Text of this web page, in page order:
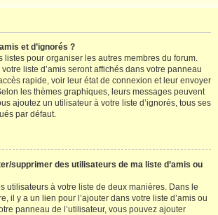
et d’ignorés ?
listes pour organiser les autres membres du forum.
liste d’amis seront affichés dans votre panneau
rapide, voir leur état de connexion et leur envoyer
les thèmes graphiques, leurs messages peuvent
ajoutez un utilisateur à votre liste d’ignorés, tous ses
par défaut.
supprimer des utilisateurs de ma liste d’amis ou
utilisateurs à votre liste de deux manières. Dans le
il y a un lien pour l’ajouter dans votre liste d’amis ou
panneau de l’utilisateur, vous pouvez ajouter